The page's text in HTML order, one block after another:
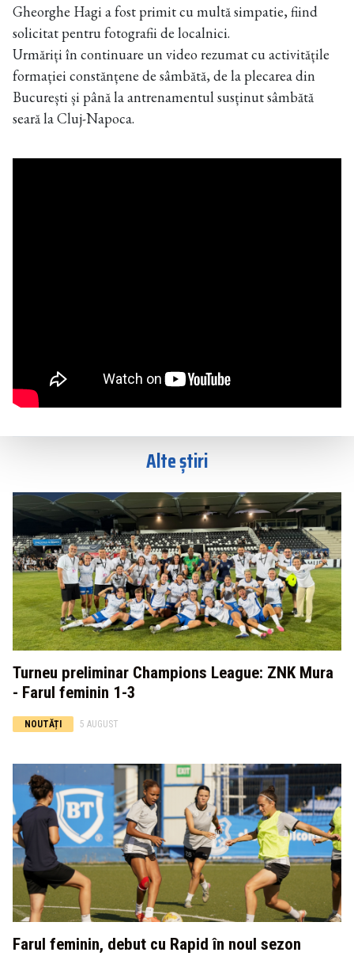
Gheorghe Hagi a fost primit cu multă simpatie, fiind
solicitat pentru fotografii de localnici.
Urmăriți în continuare un video rezumat cu activitățile
formației constănțene de sâmbătă, de la plecarea din
București și până la antrenamentul susținut sâmbătă
seară la Cluj-Napoca.
Alte știri
Turneu preliminar Champions League: ZNK Mura
- Farul feminin 1-3
NOUTĂȚI 5 AUGUST
Farul feminin, debut cu Rapid în noul sezon